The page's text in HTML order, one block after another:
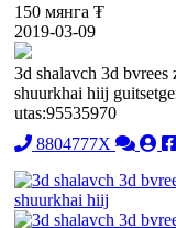
150 мянга ₮
2019-03-09
3d shalavch 3d bvrees
shuurkhai hiij
utas:95535970
8804777X